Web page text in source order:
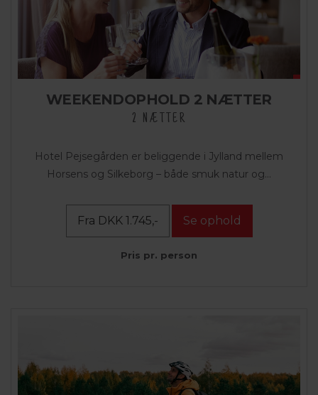
WEEKENDOPHOLD 2 NÆTTER
2 NÆTTER
Hotel Pejsegården er beliggende i Jylland mellem
Horsens og Silkeborg – både smuk natur og...
Fra DKK 1.745,- Se ophold
Pris pr. person